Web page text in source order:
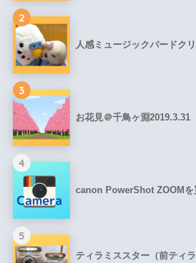
2
人感ミュージックバードク
3
お花見＠千鳥ヶ淵2019.3.31
4
canon PowerShot ZOOMを
5
ティラミススター（前ティ